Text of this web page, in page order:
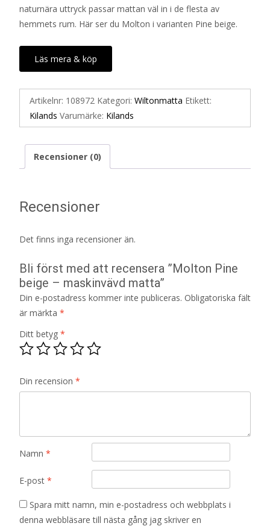
naturnära uttryck passar mattan väl in i de flesta av
hemmets rum. Här ser du Molton i varianten Pine beige.
Läs mera & köp
Artikelnr: 108972 Kategori: Wiltonmatta Etikett:
Kilands Varumärke: Kilands
Recensioner (0)
Recensioner
Det finns inga recensioner än.
Bli först med att recensera ”Molton Pine
beige – maskinvävd matta”
Din e-postadress kommer inte publiceras. Obligatoriska fält
är märkta *
Ditt betyg *
Din recension *
Namn *
E-post *
Spara mitt namn, min e-postadress och webbplats i
denna webbläsare till nästa gång jag skriver en